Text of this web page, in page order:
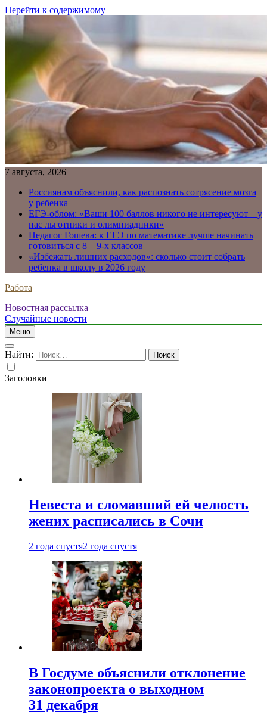
Перейти к содержимому
7 августа, 2026
Россиянам объяснили, как распознать сотрясение мозга
у ребенка
ЕГЭ-облом: «Ваши 100 баллов никого не интересуют – у
нас льготники и олимпиадники»
Педагог Гошева: к ЕГЭ по математике лучше начинать
готовиться с 8—9-х классов
«Избежать лишних расходов»: сколько стоит собрать
ребенка в школу в 2026 году
Работа
Новостная рассылка
Случайные новости
Меню
Найти:
Заголовки
Невеста и сломавший ей челюсть
жених расписались в Сочи
2 года спустя2 года спустя
В Госдуме объяснили отклонение
законопроекта о выходном
31 декабря